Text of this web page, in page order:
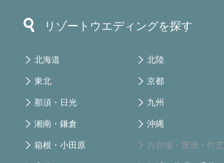
リゾートウエディングを探す
北海道
東北
那須・日光
湘南・鎌倉
箱根・小田原
北陸
京都
九州
沖縄
お台場・豊洲・竹芝